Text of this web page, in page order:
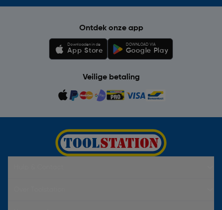
Ontdek onze app
Downloaden in de
App Store
DOWNLOAD VIA
Google Play
Veilige betaling